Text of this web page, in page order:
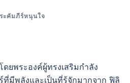
ะคัมภีร์หนุนใจ
ดยพระองค์ผู้ทรงเสริมกำลัง
ที่มีพลังและเป็นที่รู้จักมากจาก ฟิลิ